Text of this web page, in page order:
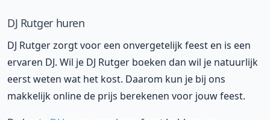
DJ Rutger huren
DJ Rutger zorgt voor een onvergetelijk feest en is een
ervaren DJ. Wil je DJ Rutger boeken dan wil je natuurlijk
eerst weten wat het kost. Daarom kun je bij ons
makkelijk online de prijs berekenen voor jouw feest.